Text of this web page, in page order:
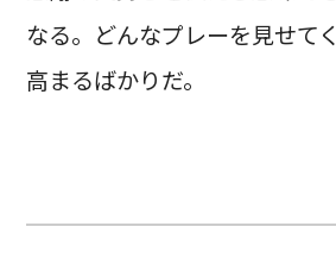
なる。どんなプレーを見せて
高まるばかりだ。